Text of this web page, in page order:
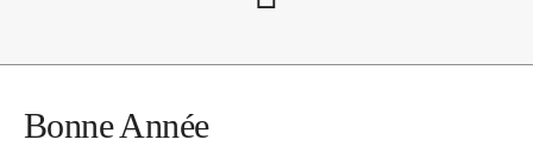
Bonne Année